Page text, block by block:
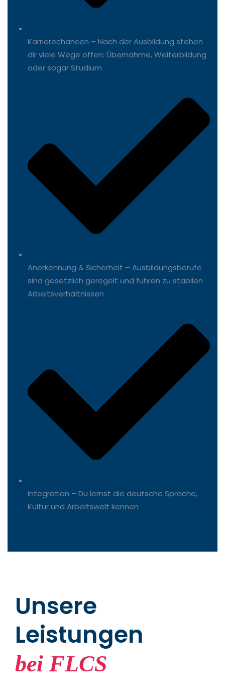
Karrierechancen – Nach der Ausbildung stehen
dir viele Wege offen: Übernahme, Weiterbildung
oder sogar Studium
Anerkennung & Sicherheit – Ausbildungsberufe
sind gesetzlich geregelt und führen zu stabilen
Arbeitsverhältnissen
Integration – Du lernst die deutsche Sprache,
Kultur und Arbeitswelt kennen
Unsere
Leistungen
bei FLCS